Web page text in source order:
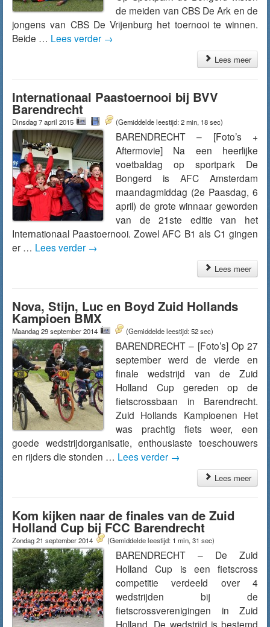
de meiden van CBS De Ark en de
jongens van CBS De Vrijenburg het toernooi te winnen.
Beide … Lees verder →
Lees meer
Internationaal Paastoernooi bij BVV
Barendrecht
Dinsdag 7 april 2015 (Gemiddelde leestijd: 2 min, 18 sec)
BARENDRECHT – [Foto’s +
Aftermovie] Na een heerlijke
voetbaldag op sportpark De
Bongerd is AFC Amsterdam
maandagmiddag (2e Paasdag, 6
april) de grote winnaar geworden
van de 21ste editie van het
Internationaal Paastoernooi. Zowel AFC B1 als C1 gingen
er … Lees verder →
Lees meer
Nova, Stijn, Luc en Boyd Zuid Hollands
Kampioen BMX
Maandag 29 september 2014 (Gemiddelde leestijd: 52 sec)
BARENDRECHT – [Foto’s] Op 27
september werd de vierde en
finale wedstrijd van de Zuid
Holland Cup gereden op de
fietscrossbaan in Barendrecht.
Zuid Hollands Kampioenen Het
was prachtig fiets weer, een
goede wedstrijdorganisatie, enthousiaste toeschouwers
en rijders die stonden … Lees verder →
Lees meer
Kom kijken naar de finales van de Zuid
Holland Cup bij FCC Barendrecht
Zondag 21 september 2014 (Gemiddelde leestijd: 1 min, 31 sec)
BARENDRECHT – De Zuid
Holland Cup is een fietscross
competitie verdeeld over 4
wedstrijden bij de
fietscrossverenigingen in Zuid
Holland. De wedstrijd is bestemd